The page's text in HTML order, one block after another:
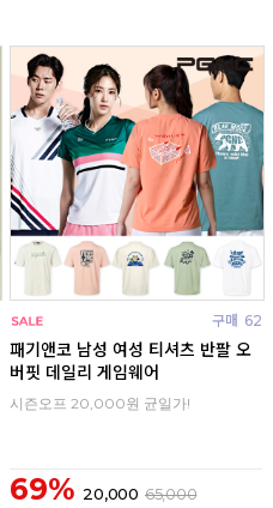
구매 62
패기앤코 남성 여성 티셔츠 반팔 오
버핏 데일리 게임웨어
시즌오프 20,000원 균일가!
69% 20,000 65,000